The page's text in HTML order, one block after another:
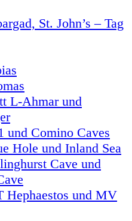
St. John’s – Tag
L-Ahmar und
und Comino Caves
Hole und Inland Sea
Cave und
Hephaestos und MV